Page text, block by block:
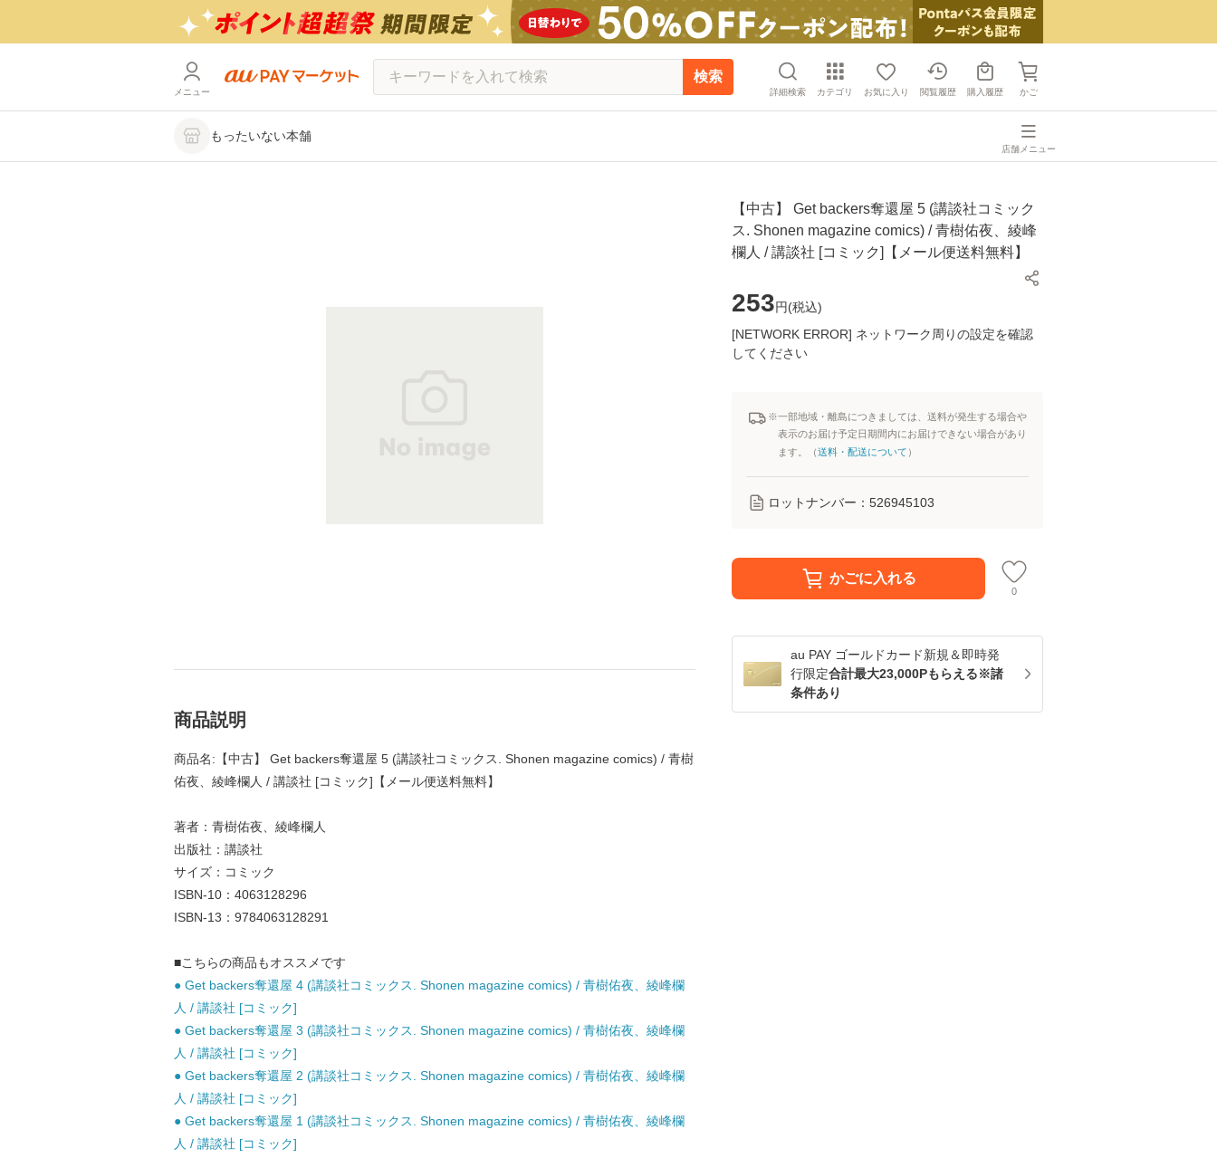
メニュー
検索
詳細検索 カテゴリ お気に入り 閲覧履歴 購入履歴 かご
もったいない本舗
店舗メニュー
【中古】 Get backers奪還屋 5 (講談社コミック
ス. Shonen magazine comics) / 青樹佑夜、綾峰
欄人 / 講談社 [コミック]【メール便送料無料】
253円(税込)
[NETWORK ERROR] ネットワーク周りの設定を確認
してください
※一部地域・離島につきましては、送料が発生する場合や
表示のお届け予定日期間内にお届けできない場合があり
ます。（送料・配送について ）
ロットナンバー： 526945103
かごに入れる
0
au PAY ゴールドカード新規＆即時発
行限定合計最大23,000Pもらえる※諸
条件あり
商品説明
商品名:【中古】 Get backers奪還屋 5 (講談社コミックス. Shonen magazine comics) / 青樹
佑夜、綾峰欄人 / 講談社 [コミック]【メール便送料無料】
著者：青樹佑夜、綾峰欄人
出版社：講談社
サイズ：コミック
ISBN-10：4063128296
ISBN-13：9784063128291
■こちらの商品もオススメです
● Get backers奪還屋 4 (講談社コミックス. Shonen magazine comics) / 青樹佑夜、綾峰欄
人 / 講談社 [コミック]
● Get backers奪還屋 3 (講談社コミックス. Shonen magazine comics) / 青樹佑夜、綾峰欄
人 / 講談社 [コミック]
● Get backers奪還屋 2 (講談社コミックス. Shonen magazine comics) / 青樹佑夜、綾峰欄
人 / 講談社 [コミック]
● Get backers奪還屋 1 (講談社コミックス. Shonen magazine comics) / 青樹佑夜、綾峰欄
人 / 講談社 [コミック]